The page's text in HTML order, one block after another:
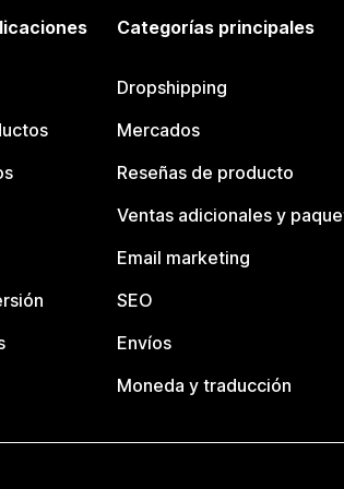
Categorías principales
Dropshipping
Mercados
Reseñas de producto
Ventas adicionales y
Email marketing
SEO
Envíos
Moneda y traducción